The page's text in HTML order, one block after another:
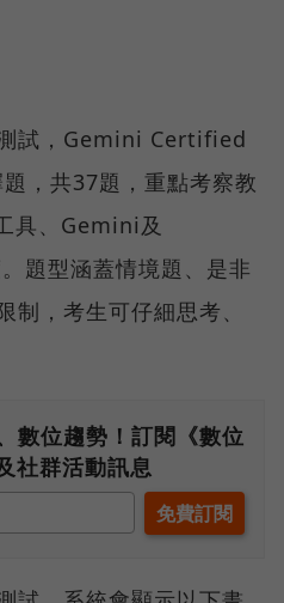
試，Gemini Certified
，共37題，重點考察教
具、Gemini及
題型涵蓋情境題、是非
制，考生可仔細思考、
數位趨勢！訂閱《數位
社群活動訊息